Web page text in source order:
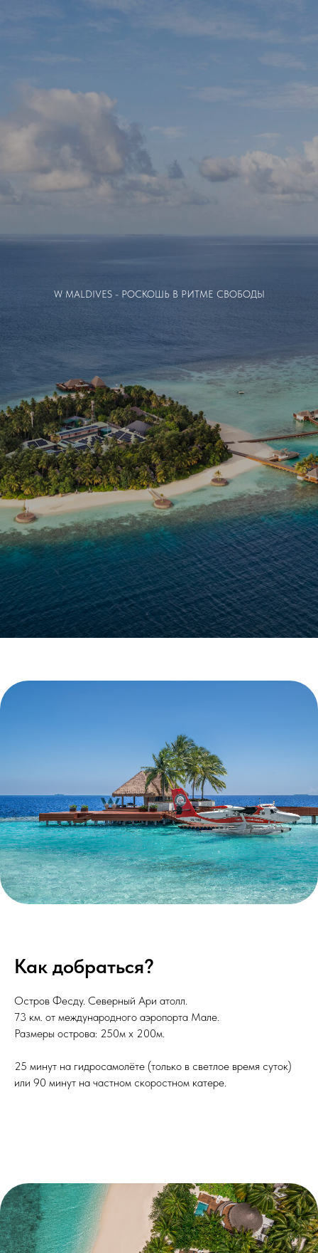
W MALDIVES - РОСКОШЬ В РИТМЕ СВОБОДЫ
Как добраться?
Остров Фесду. Северный Ари атолл.
73 км. от международного аэропорта Мале.
Размеры острова: 250м х 200м.
25 минут на гидросамолёте (только в светлое время суток)
или 90 минут на частном скоростном катере.